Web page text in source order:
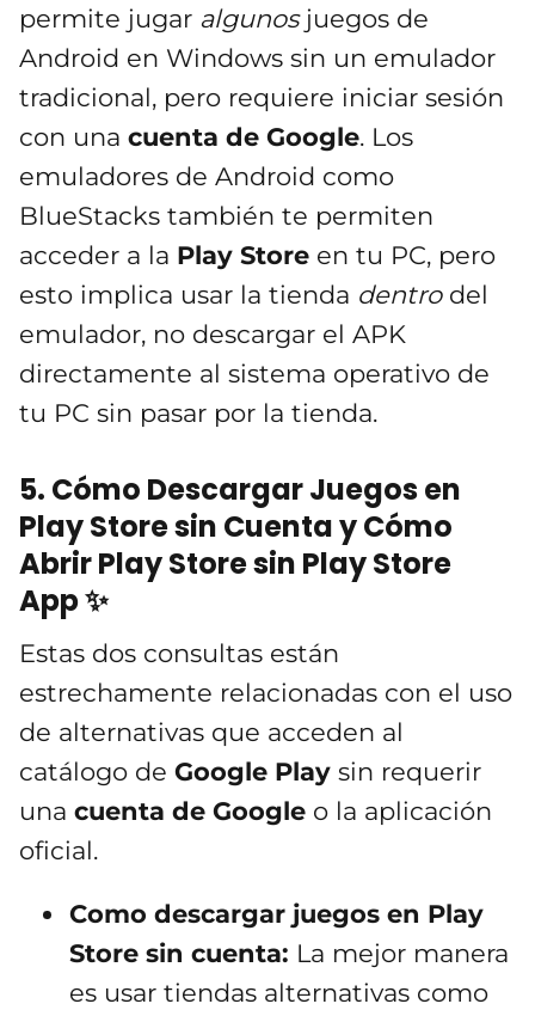
permite jugar algunosjuegos de
Android en Windows sin un emulador
tradicional, pero requiere iniciar sesión
con una cuenta de Google. Los
emuladores de Android como
BlueStacks también te permiten
acceder a la Play Store en tu PC, pero
esto implica usar la tienda dentrodel
emulador, no descargar el APK
directamente al sistema operativo de
tu PC sin pasar por la tienda.
5. Cómo Descargar Juegos en
Play Store sin Cuenta y Cómo
Abrir Play Store sin Play Store
App ✨
Estas dos consultas están
estrechamente relacionadas con el uso
de alternativas que acceden al
catálogo de Google Play sin requerir
una cuenta de Google o la aplicación
oficial.
Como descargar juegos en Play
Store sin cuenta: La mejor manera
es usar tiendas alternativas como